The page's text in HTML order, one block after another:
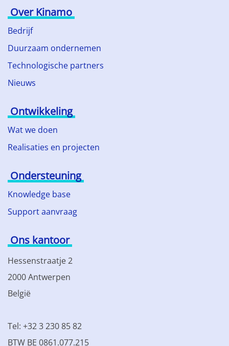
Over Kinamo
Bedrijf
Duurzaam ondernemen
Technologische partners
Nieuws
Ontwikkeling
Wat we doen
Realisaties en projecten
Ondersteuning
Knowledge base
Support aanvraag
Ons kantoor
Hessenstraatje 2
2000 Antwerpen
België
Tel: +32 3 230 85 82
BTW BE 0861.077.215